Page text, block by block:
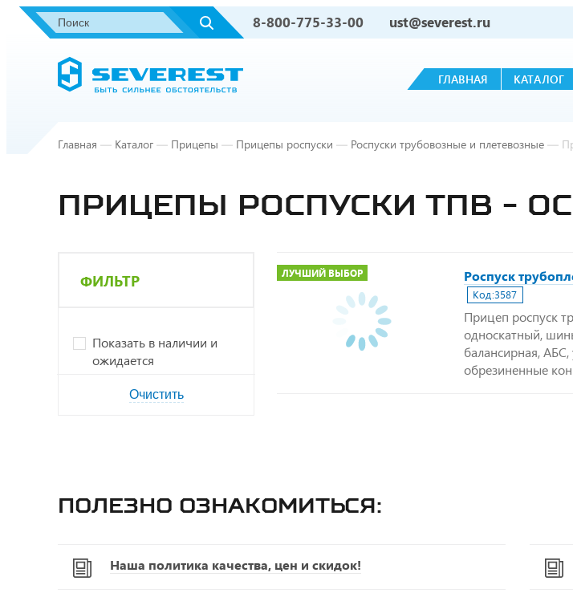
8-800-775-33-00 ust@severest.ru
ГЛАВНАЯ КАТАЛОГ
Главная — Каталог — Прицепы — Прицепы роспуски — Роспуски трубовозные и плетевозные —
ПРИЦЕПЫ РОСПУСКИ ТПВ -
ФИЛЬТР
Показать в наличии и
ожидается
ЛУЧШИЙ ВЫБОР Роспуск
Код:3587
Прицеп роспуск
односкатный,
балансирная, АБС,
обрезиненные
Полезно ознакомиться:
Наша политика качества, цен и скидок!